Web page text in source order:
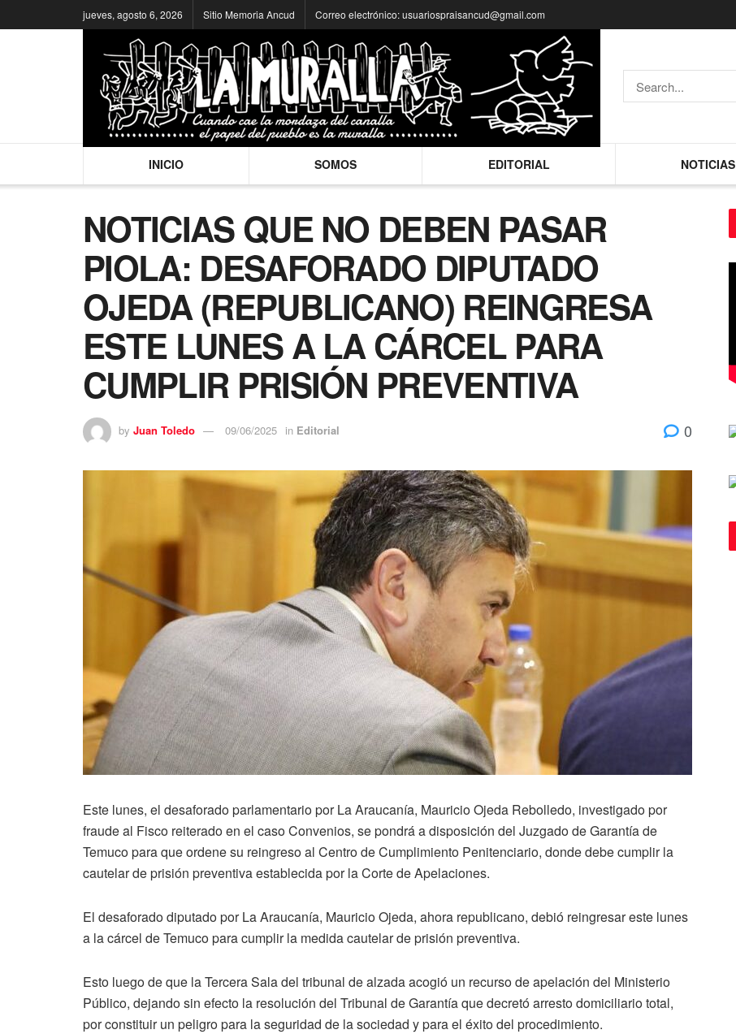
jueves, agosto 6, 2026 Sitio Memoria Ancud Correo electrónico: usuariospraisancud@gmail.com
INICIO SOMOS EDITORIAL NOTICIAS
NOTICIAS QUE NO DEBEN PASAR
PIOLA: DESAFORADO DIPUTADO
OJEDA (REPUBLICANO) REINGRESA
ESTE LUNES A LA CÁRCEL PARA
CUMPLIR PRISIÓN PREVENTIVA
by Juan Toledo 09/06/2025 in Editorial 0
Este lunes, el desaforado parlamentario por La Araucanía, Mauricio Ojeda Rebolledo, investigado por
fraude al Fisco reiterado en el caso Convenios, se pondrá a disposición del Juzgado de Garantía de
Temuco para que ordene su reingreso al Centro de Cumplimiento Penitenciario, donde debe cumplir la
cautelar de prisión preventiva establecida por la Corte de Apelaciones.
El desaforado diputado por La Araucanía, Mauricio Ojeda, ahora republicano, debió reingresar este lunes
a la cárcel de Temuco para cumplir la medida cautelar de prisión preventiva.
Esto luego de que la Tercera Sala del tribunal de alzada acogió un recurso de apelación del Ministerio
Público, dejando sin efecto la resolución del Tribunal de Garantía que decretó arresto domiciliario total,
por constituir un peligro para la seguridad de la sociedad y para el éxito del procedimiento.